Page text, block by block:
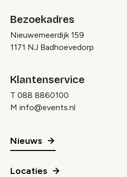
Bezoekadres
Nieuwemeerdijk 159
1171 NJ Badhoevedorp
Klantenservice
T 088 8860100
M info@events.nl
Nieuws
Locaties